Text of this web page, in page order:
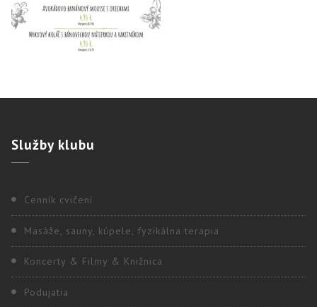
Službyklubu
Cenník cvičení
Masáže, sauny, kúpele, fyzikálna terapia
Koncerty & Filmy & Knižnica
Podujatia